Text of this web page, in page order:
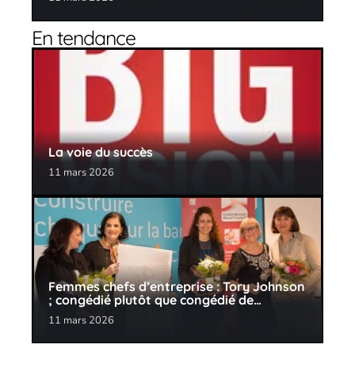
En tendance
La voie du succès
11 mars 2026
Femmes chefs d’entreprise : Tory Johnson
; congédié plutôt que congédié de…
11 mars 2026